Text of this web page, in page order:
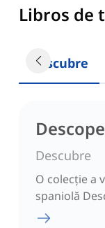
Libros de
Descubre
Descubre
O colecție a
spaniolă